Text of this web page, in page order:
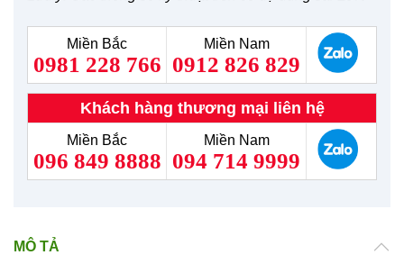
Miền Bắc
0981 228 766
Miền Nam
0912 826 829
Khách hàng thương mại liên hệ
Miền Bắc
096 849 8888
Miền Nam
094 714 9999
MÔ TẢ